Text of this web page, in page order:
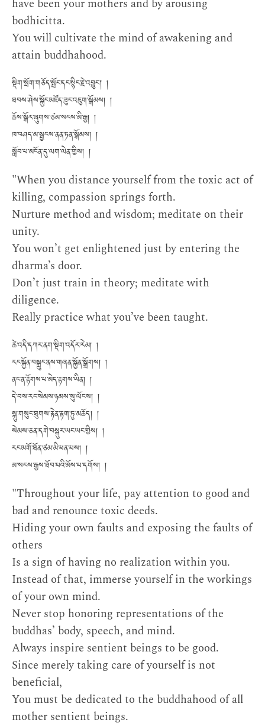
have been your mothers and by arousing
bodhicitta.
You will cultivate the mind of awakening and
attain buddhahood.
སྡིག་སྲོག་གཅོད་སྤོང་དང་སྙིང་རྗེ་འབྱུང་། །
ཐབས་ཤེས་སྐྱོང་མཛོད་ཟུང་འཇུག་སྒོམས། །
ཆོས་སྒོར་ཞུགས་ཙམ་སངས་མི་རྒྱ། །
ཁ་བཤད་མ་སྦྱངས་ནན་ཏན་སྒོམས། །
སློབ་པ་མངོན་དུ་ལག་ལེན་གྱིས། །
"When you distance yourself from the toxic act of
killing, compassion springs forth.
Nurture method and wisdom; meditate on their
unity.
You won’t get enlightened just by entering the
dharma’s door.
Don’t just train in theory; meditate with
diligence.
Really practice what you’ve been taught.
ཚེ་འདི་དཀར་ནག་སྡིག་འདོར་རེམ། །
རང་སྐྱོན་བསྐྲུང་ནས་གཞན་སྐྱོན་སྒྲོགས། །
ནང་ན་རྟོགས་པ་མེད་རྟགས་ཡིན། །
དེ་བས་རང་སེམས་ཉམས་སུ་ལོངས། །
སྐུ་གསུང་ཐུགས་རྟེན་རྟག་ཏུ་མཆོད། །
སེམས་ཅན་དགེ་བསྐུར་ཡང་ཡང་གྱིས། །
རང་མགོ་ཐོན་ཙམ་མི་ཕན་པས། །
མ་སངས་རྒྱས་ཐོབ་པའི་མོས་པ་དགོས། །
"Throughout your life, pay attention to good and
bad and renounce toxic deeds.
Hiding your own faults and exposing the faults of
others
Is a sign of having no realization within you.
Instead of that, immerse yourself in the workings
of your own mind.
Never stop honoring representations of the
buddhas’ body, speech, and mind.
Always inspire sentient beings to be good.
Since merely taking care of yourself is not
beneficial,
You must be dedicated to the buddhahood of all
mother sentient beings.